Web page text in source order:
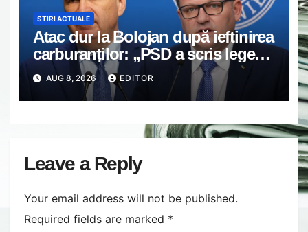
STIRI ACTUALE
Atac dur la Bolojan după ieftinirea
carburanților: „PSD a scris legea.
Dumneavoastră ați scris discursul
de după”
AUG 8, 2026 EDITOR
Leave a Reply
Your email address will not be published.
Required fields are marked *